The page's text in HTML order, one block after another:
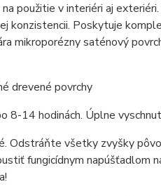
použitie v interiéri aj
konzistencii. Poskytuje
mikroporézny saténový
drevené povrchy
8-14 hodinách. Úplne
Odstráňte všetky zvyšky
fungicídnym napúšťadlom